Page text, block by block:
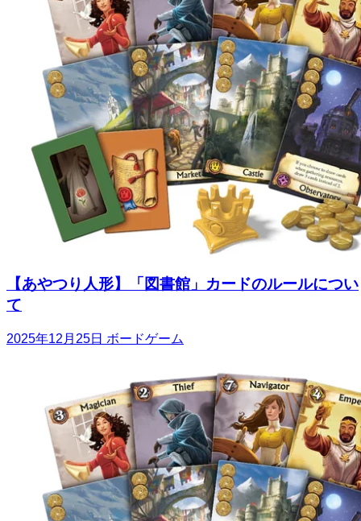
【あやつり人形】「図書館」カードのルールについ
て
2025年12月25日 ボードゲーム